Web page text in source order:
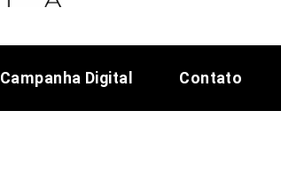
Campanha Digital Contato